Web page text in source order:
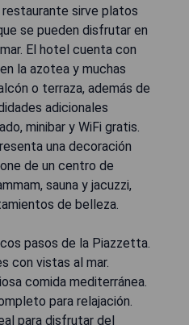
sirve platos
se pueden disfrutar en
El hotel cuenta con
la azotea y muchas
o terraza, además de
adicionales
minibar y WiFi gratis.
una decoración
de un centro de
sauna y jacuzzi,
de belleza.
pasos de la Piazzetta.
con vistas al mar.
comida mediterránea.
para relajación.
para disfrutar del